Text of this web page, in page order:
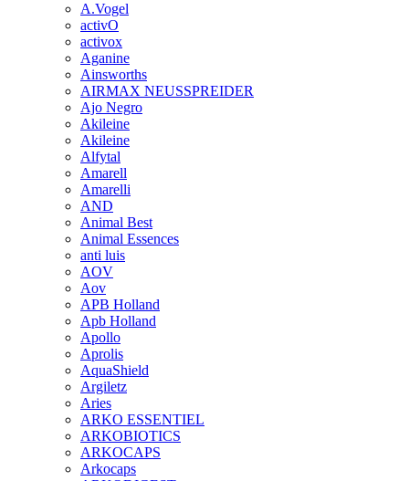
A.Vogel
activO
activox
Aganine
Ainsworths
AIRMAX NEUSSPREIDER
Ajo Negro
Akileine
Akileine
Alfytal
Amarell
Amarelli
AND
Animal Best
Animal Essences
anti luis
AOV
Aov
APB Holland
Apb Holland
Apollo
Aprolis
AquaShield
Argiletz
Aries
ARKO ESSENTIEL
ARKOBIOTICS
ARKOCAPS
Arkocaps